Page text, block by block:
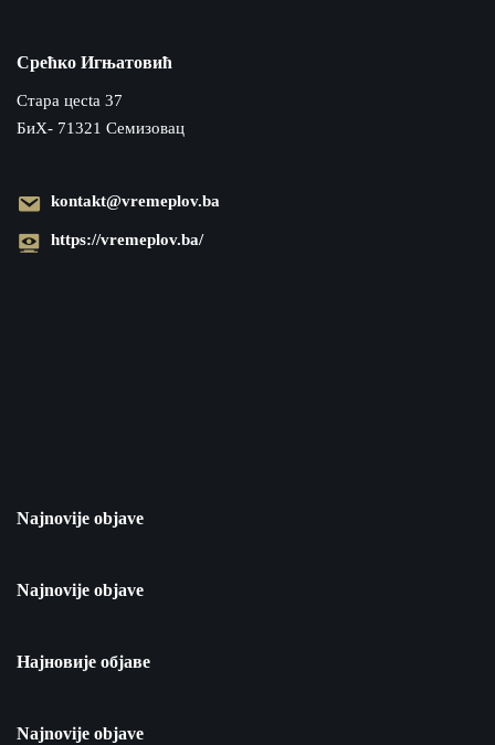
Срећко Игњатовић
Cтара цecta 37
БиХ- 71321 Семизовац
kontakt@vremeplov.ba
https://vremeplov.ba/
Najnovije objave
Najnovije objave
Најновије објаве
Najnovije objave